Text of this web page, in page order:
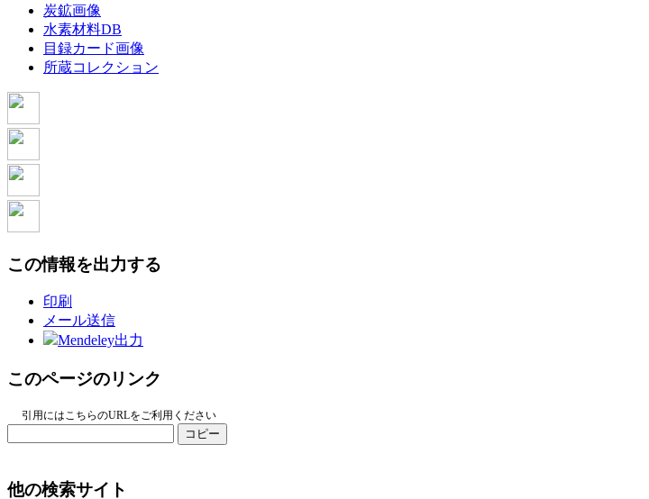
炭鉱画像
水素材料DB
目録カード画像
所蔵コレクション
この情報を出力する
印刷
メール送信
Mendeley出力
このページのリンク
引用にはこちらのURLをご利用ください
コピー
他の検索サイト